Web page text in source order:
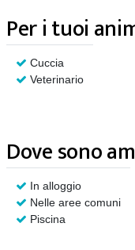
Per i tuoi
Cuccia
Veterinario
Dove sono
In alloggio
Nelle aree comuni
Piscina